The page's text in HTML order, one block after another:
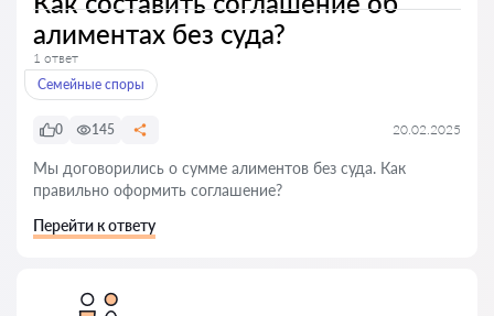
алиментах без суда?
1 ответ
Семейные споры
0 145 20.02.2025
Мы договорились о сумме алиментов без суда. Как
правильно оформить соглашение?
Перейти к ответу